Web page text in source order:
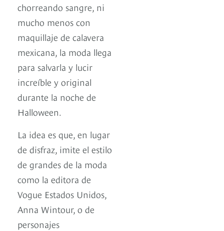
chorreando sangre, ni
mucho menos con
maquillaje de calavera
mexicana, la moda llega
para salvarla y lucir
increíble y original
durante la noche de
Halloween.
La idea es que, en lugar
de disfraz, imite el estilo
de grandes de la moda
como la editora de
Vogue Estados Unidos,
Anna Wintour, o de
personajes